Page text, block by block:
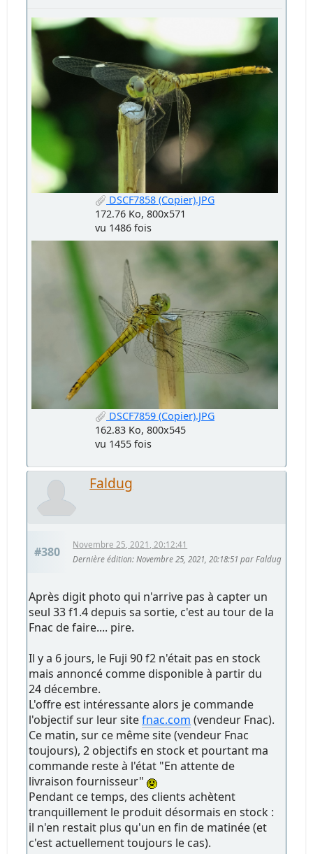
DSCF7858 (Copier).JPG
172.76 Ko, 800x571
vu 1486 fois
DSCF7859 (Copier).JPG
162.83 Ko, 800x545
vu 1455 fois
Faldug
#380
Novembre 25, 2021, 20:12:41
Dernière édition: Novembre 25, 2021, 20:18:51 par Faldug
Après digit photo qui n'arrive pas à capter un
seul 33 f1.4 depuis sa sortie, c'est au tour de la
Fnac de faire.... pire.
Il y a 6 jours, le Fuji 90 f2 n'était pas en stock
mais annoncé comme disponible à partir du
24 décembre.
L'offre est intéressante alors je commande
l'objectif sur leur sitefnac.com (vendeur Fnac).
Ce matin, sur ce même site (vendeur Fnac
toujours), 2 objectifs en stock et pourtant ma
commande reste à l'état "En attente de
livraison fournisseur"
Pendant ce temps, des clients achètent
tranquillement le produit désormais en stock :
il n'en restait plus qu'un en fin de matinée (et
c'est actuellement toujours le cas).